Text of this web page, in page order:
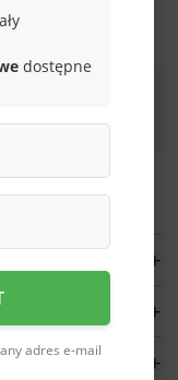
od
są za
dostępne
adres e-mail